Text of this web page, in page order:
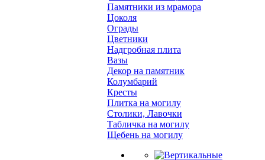
Памятники из мрамора
Цоколя
Ограды
Цветники
Надгробная плита
Вазы
Декор на памятник
Колумбарий
Кресты
Плитка на могилу
Столики, Лавочки
Табличка на могилу
Щебень на могилу